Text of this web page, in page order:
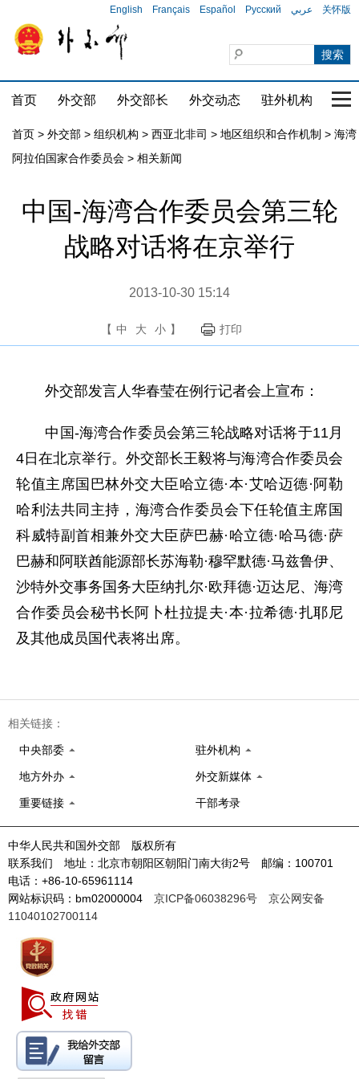
English Français Español Русский عربي 关怀版
首页 外交部 外交部长 外交动态 驻外机构 国
首页 > 外交部 > 组织机构 > 西亚北非司 > 地区组织和合作机制 > 海湾
阿拉伯国家合作委员会 > 相关新闻
中国-海湾合作委员会第三轮
战略对话将在京举行
2013-10-30 15:14
【 中 大 小 】 打印
外交部发言人华春莹在例行记者会上宣布：
中国-海湾合作委员会第三轮战略对话将于11月
4日在北京举行。外交部长王毅将与海湾合作委员会
轮值主席国巴林外交大臣哈立德·本·艾哈迈德·阿勒
哈利法共同主持，海湾合作委员会下任轮值主席国
科威特副首相兼外交大臣萨巴赫·哈立德·哈马德·萨
巴赫和阿联酋能源部长苏海勒·穆罕默德·马兹鲁伊、
沙特外交事务国务大臣纳扎尔·欧拜德·迈达尼、海湾
合作委员会秘书长阿卜杜拉提夫·本·拉希德·扎耶尼
及其他成员国代表将出席。
相关链接：
中央部委 驻外机构
地方外办 外交新媒体
重要链接 干部考录
中华人民共和国外交部 版权所有
联系我们 地址：北京市朝阳区朝阳门南大街2号 邮编：100701
电话：+86-10-65961114
网站标识码：bm02000004 京ICP备06038296号
京公网安备
11040102700114